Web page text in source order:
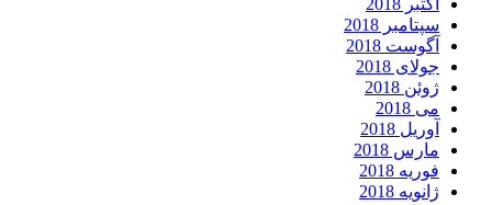
اکتبر 2018
سپتامبر 2018
آگوست 2018
جولای 2018
ژوئن 2018
می 2018
آوریل 2018
مارس 2018
فوریه 2018
ژانویه 2018